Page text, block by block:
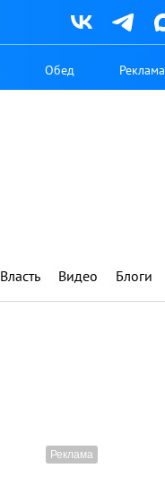
Обед Реклама
Власть Видео Блоги